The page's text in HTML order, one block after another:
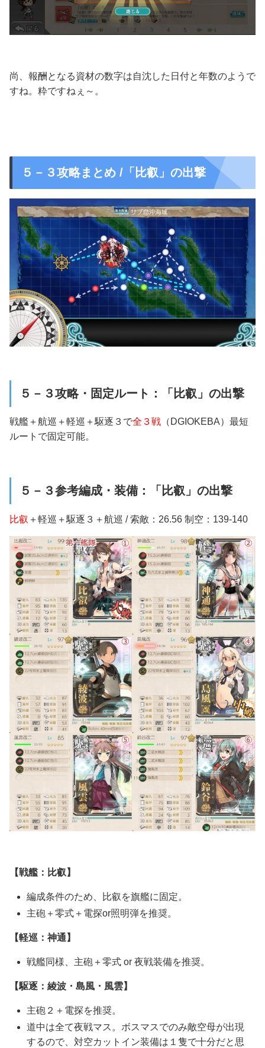
尚、報酬となる資材の数字は自沈した日付と年数のようで
すね。粋ですねぇ～。
５－３攻略まとめ /「比叡」の出撃
５－３攻略・固定ルート：「比叡」の出撃
戦艦＋航巡＋軽巡＋駆逐３ で全３戦 （DGIOKEBA）最短
ルートで固定可能。
５－３参考編成・装備：「比叡」の出撃
比叡 ＋軽巡＋駆逐３＋航巡 / 索敵：26.56 制空：139-140
【戦艦：比叡】
編成条件のため、比叡を旗艦に固定。
主砲＋零式＋電探or照明弾を推奨。
【軽巡：神通】
戦艦同様、主砲＋零式 or 夜戦装備を推奨。
【駆逐：綾波・島風・風雲】
主砲２＋電探を推奨。
道中は全て夜戦マス。ボスマスでのみ敵空母が出現
するので、対空カットイン装備は１隻で十分だと思